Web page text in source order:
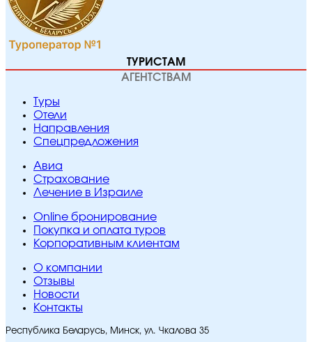
ТУРИСТАМ
АГЕНТСТВАМ
Туры
Отели
Направления
Спецпредложения
Авиа
Страхование
Лечение в Израиле
Online бронирование
Покупка и оплата туров
Корпоративным клиентам
O компании
Отзывы
Новости
Контакты
Республика Беларусь, Минск, ул. Чкалова 35